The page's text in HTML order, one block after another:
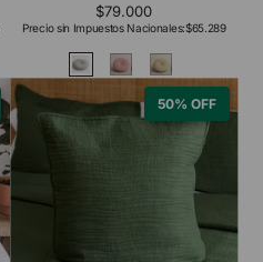
$79.000
Precio sin Impuestos Nacionales:$65.289
50% OFF